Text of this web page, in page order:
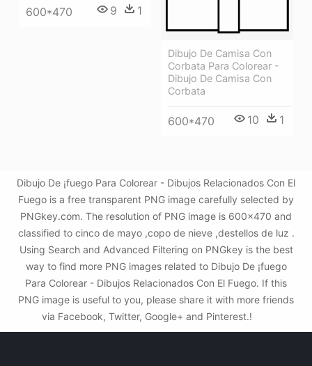
600*470 9 1
Dibujo De Camisa Con
Corbata Para Colorear -
Dibujo De Camisa Con
Corbata
600*470 10 1
Dibujo De ¡fuego Para Colorear - Dibujos Relacionados Con El
Fuego is a free transparent PNG image carefully selected by
PNGkey.com. The resolution of PNG image is 600x470 and
classified to cinco de mayo ,copo de nieve ,destellos de luz .
Using Search and Advanced Filtering on PNGkey is the best
way to find more PNG images related to Dibujo De ¡fuego
Para Colorear - Dibujos Relacionados Con El Fuego. If this
PNG image is useful to you, please share it with more friends
via Facebook, Twitter, Google+ and Pinterest.!